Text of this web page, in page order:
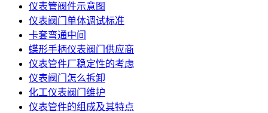
仪表管阀件示意图
仪表阀门单体调试标准
卡套弯通中间
蝶形手柄仪表阀门供应商
仪表管件厂稳定性的考虑
仪表阀门怎么拆卸
化工仪表阀门维护
仪表管件的组成及其特点